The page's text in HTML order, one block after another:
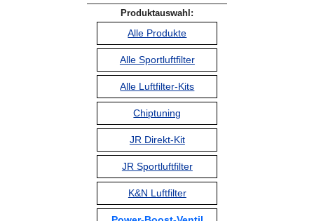
Produktauswahl:
Alle Produkte
Alle Sportluftfilter
Alle Luftfilter-Kits
Chiptuning
JR Direkt-Kit
JR Sportluftfilter
K&N Luftfilter